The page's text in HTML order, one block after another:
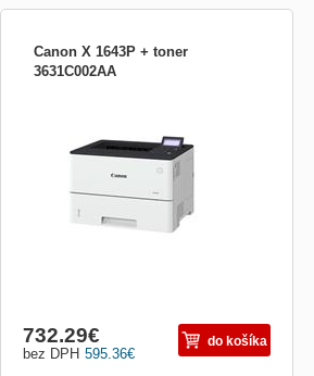
Canon X 1643P + toner
3631C002AA
efektivity. Tiskový stroj Způsob tisku:
Černobílý tisk laserovým paprskem
Rozlišení tisku: Až 1 200 × 1 200 dpi
Rychlost tisku: Jednostranný (A4): až 43
595.36€
bez DPH
732.29€ do košíka